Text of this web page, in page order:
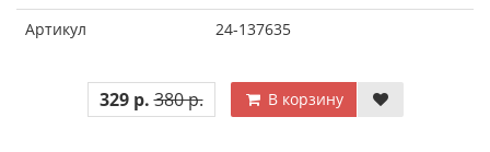
Артикул
24-137635
329 р. 380 р. В корзину